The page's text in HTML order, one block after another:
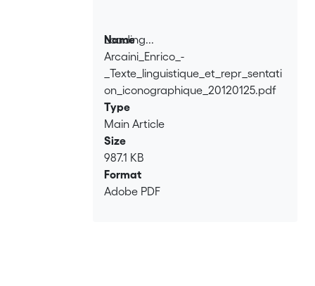
Loading...
Loading...
Name
Arcaini_Enrico_-
_Texte_linguistique_et_repr_sentati
on_iconographique_20120125.pdf
Type
Main Article
Size
987.1 KB
Format
Adobe PDF